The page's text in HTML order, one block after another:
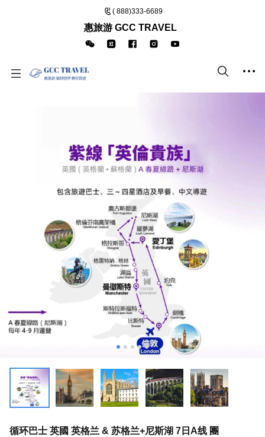
( 888)333-6689
惠旅游 GCC TRAVEL
循环巴士 英國 英格兰 & 苏格兰+尼斯湖 7日A线 團